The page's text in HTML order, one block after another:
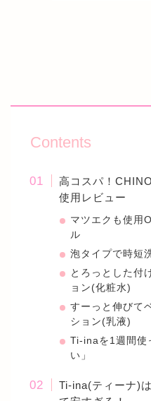
Contents
高コスパ！
使用レビュー
マツエクも使用
ル
泡タイプで時短
とろっとした付
ョン(化粧水)
すーっと伸びて
ション(乳液)
Ti-inaを1週間使
い」
Ti-ina(ティーナ)